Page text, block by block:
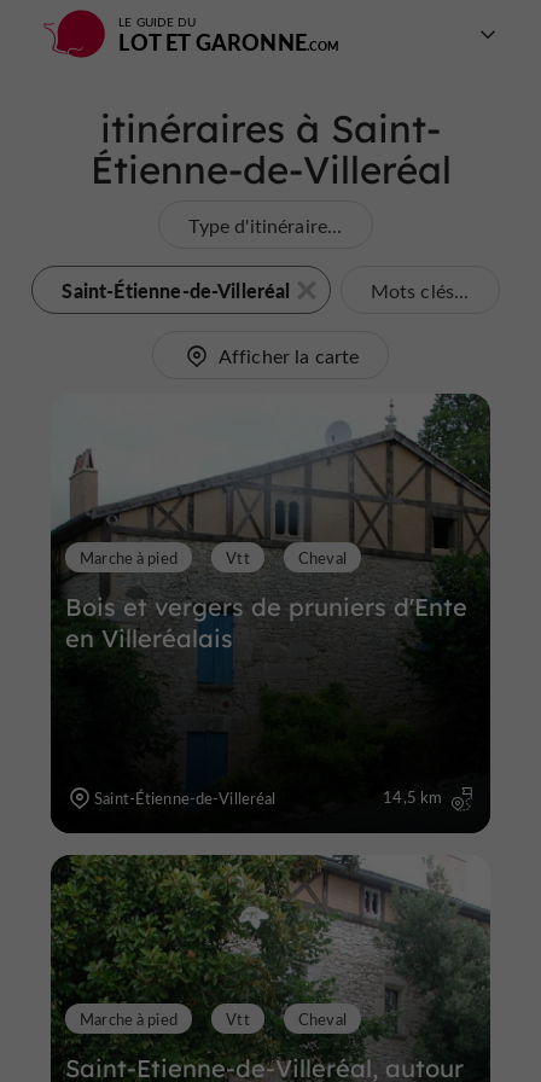
LE GUIDE DU
LOT ET GARONNE
itinéraires à Saint-
Étienne-de-Villeréal
Type d'itinéraire...
Saint-Étienne-de-Villeréal Mots clés...
Afficher la carte
Bois et vergers de pruniers d'Ente
en Villeréalais
Marche à pied Vtt Cheval
Saint-Étienne-de-Villeréal 14,5 km
Saint-Etienne-de-Villeréal, autour
Marche à pied Vtt Cheval